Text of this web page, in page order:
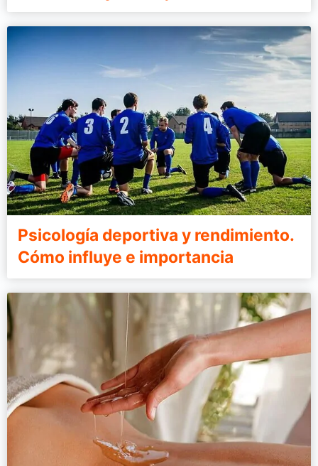
Psicología deportiva y rendimiento.
Cómo influye e importancia